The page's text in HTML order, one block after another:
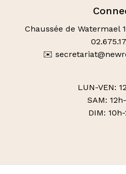
Chaussée de Watermael
✉️
LUN-VEN:
SAM:
DIM: